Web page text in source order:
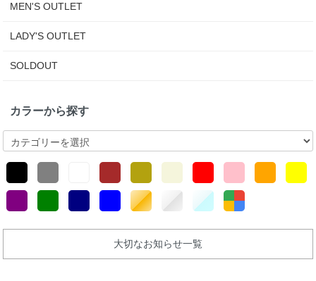
MEN'S OUTLET
LADY'S OUTLET
SOLDOUT
カラーから探す
大切なお知らせ一覧